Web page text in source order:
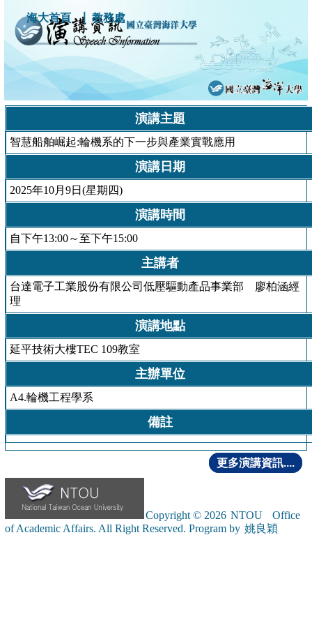
海大首頁 ｜ 教務處
演講主題
智慧船舶崛起:輪機系的下一步與產業實戰應用
演講日期
2025年10月9日(星期四)
演講時間
自下午13:00～至下午15:00
主講者
台達電子工業股份有限公司低壓驅動產品事業部 廖柏涵經
理
演講地點
延平技術大樓TEC 109教室
主辦單位
A4.輪機工程學系
備註
更多演講資訊....
Copyright © 2026 NTOU
Office
of Academic Affairs. All Right Reserved. Program by 姚良穎